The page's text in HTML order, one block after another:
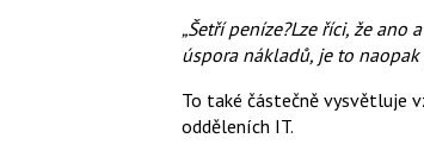
„Šetří peníze?Lze říci, že ano
úspora nákladů, je to
To také částečně vysvětluje
odděleních IT.